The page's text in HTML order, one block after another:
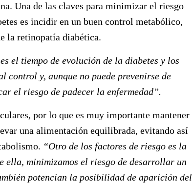
Una de las claves para minimizar el riesgo
es incidir en un buen control metabólico,
la retinopatía diabética.
el tiempo de evolución de la diabetes y los
control y, aunque no puede prevenirse de
el riesgo de padecer la enfermedad”.
por lo que es muy importante mantener
una alimentación equilibrada, evitando así
“Otro de los factores de riesgo es la
ella, minimizamos el riesgo de desarrollar un
potencian la posibilidad de aparición del